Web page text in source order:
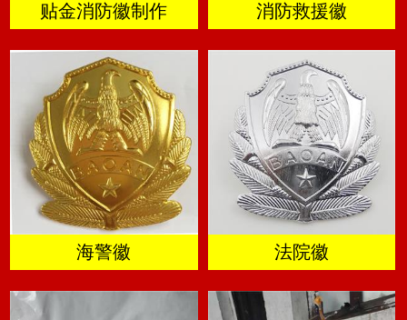
贴金消防徽制作 消防救援徽
海警徽 法院徽